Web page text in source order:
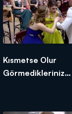
Kısmetse Olur
Görmedikleriniz